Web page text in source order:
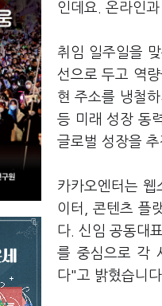
인데요. 온라인
취임 일주일을
선으로 두고 역
현 주소를 냉철
등 미래 성장 동
글로벌 성장을
카카오엔터는 웹
이터, 콘텐츠 플
다. 신임 공동대
를 중심으로 각
다"고 밝혔습니다.